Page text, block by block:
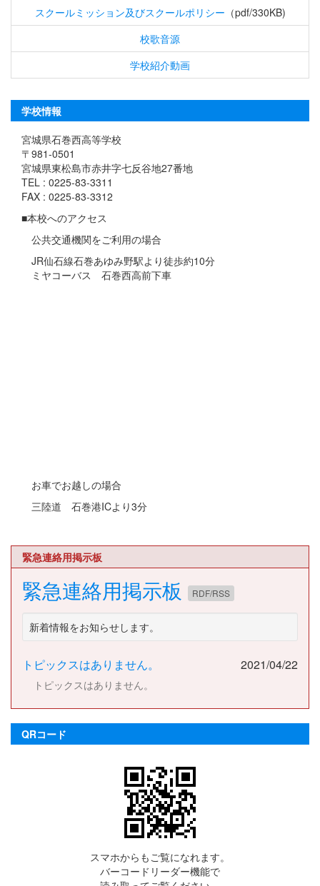
スクールミッション及びスクールポリシー （pdf/330KB)
校歌音源
学校紹介動画
学校情報
宮城県石巻西高等学校
〒981-0501
宮城県東松島市赤井字七反谷地27番地
TEL : 0225-83-3311
FAX : 0225-83-3312
■本校へのアクセス
公共交通機関をご利用の場合
JR仙石線石巻あゆみ野駅より徒歩約10分
ミヤコーバス 石巻西高前下車
お車でお越しの場合
三陸道 石巻港ICより3分
緊急連絡用掲示板
緊急連絡用掲示板 RDF/RSS
新着情報をお知らせします。
トピックスはありません。 2021/04/22
トピックスはありません。
QRコード
スマホからもご覧になれます。
バーコードリーダー機能で